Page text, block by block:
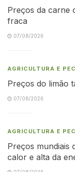
Preços da carne
fraca
07/08/2026
AGRICULTURA E
Preços do limão
07/08/2026
AGRICULTURA E
Preços mundiais
calor e alta da